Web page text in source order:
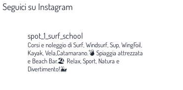
Seguici su Instagram
spot_1_surf_school
Corsi e noleggio di Surf, Windsurf, Sup, WingFoil,
Kayak, Vela,Catamarano.💣 Spiaggia attrezzata
e Beach Bar.🏖️ Relax, Sport, Natura e
Divertimento!🐳